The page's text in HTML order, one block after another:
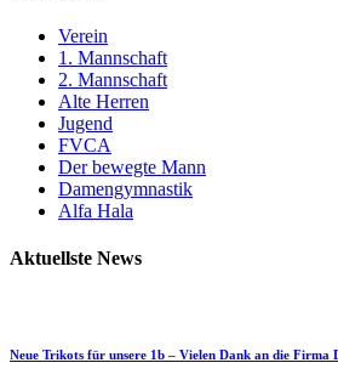
Verein
1. Mannschaft
2. Mannschaft
Alte Herren
Jugend
FVCA
Der bewegte Mann
Damengymnastik
Alfa Hala
Aktuellste News
Neue Trikots für unsere 1b – Vielen Dank an die Firma